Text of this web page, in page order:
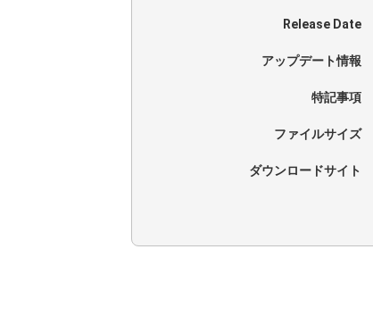
Release Date
アップデート情報
特記事項
ファイルサイズ
ダウンロードサイト